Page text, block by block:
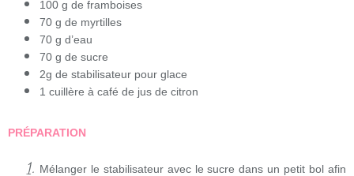
100 g de framboises
70 g de myrtilles
70 g d’eau
70 g de sucre
2g de stabilisateur pour glace
1 cuillère à café de jus de citron
PRÉPARATION
Mélanger le stabilisateur avec le sucre dans un petit bol afin